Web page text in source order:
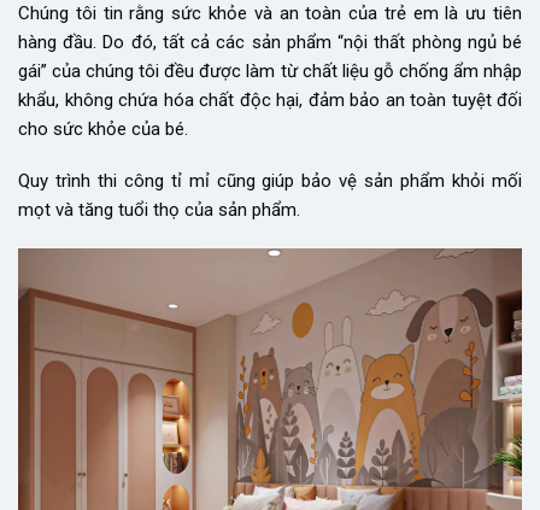
Chúng tôi tin rằng sức khỏe và an toàn của trẻ em là ưu tiên
hàng đầu. Do đó, tất cả các sản phẩm “nội thất phòng ngủ bé
gái” của chúng tôi đều được làm từ chất liệu gỗ chống ẩm nhập
khẩu, không chứa hóa chất độc hại, đảm bảo an toàn tuyệt đối
cho sức khỏe của bé.
Quy trình thi công tỉ mỉ cũng giúp bảo vệ sản phẩm khỏi mối
mọt và tăng tuổi thọ của sản phẩm.